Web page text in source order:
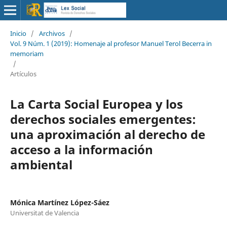
Inicio / Archivos /
Vol. 9 Núm. 1 (2019): Homenaje al profesor Manuel Terol Becerra in
memoriam
/
Artículos
La Carta Social Europea y los
derechos sociales emergentes:
una aproximación al derecho de
acceso a la información
ambiental
Mónica Martínez López-Sáez
Universitat de Valencia